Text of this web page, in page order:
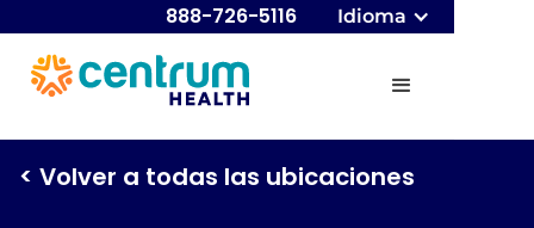
888-726-5116 Idioma
< Volver a todas las ubicaciones